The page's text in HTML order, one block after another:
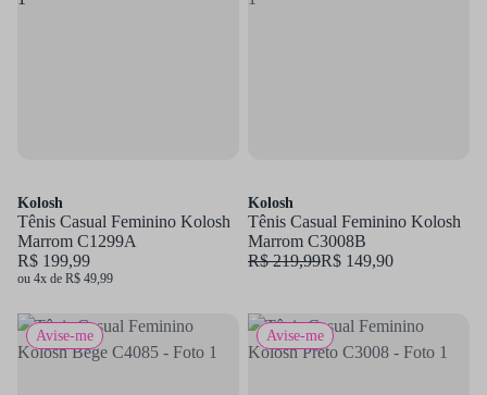
Kolosh
Tênis Casual Feminino Kolosh
Marrom C1299A
R$ 199,99
ou 4x de R$ 49,99
Kolosh
Tênis Casual Feminino Kolosh
Marrom C3008B
R$ 219,99R$ 149,90
Avise-me Avise-me